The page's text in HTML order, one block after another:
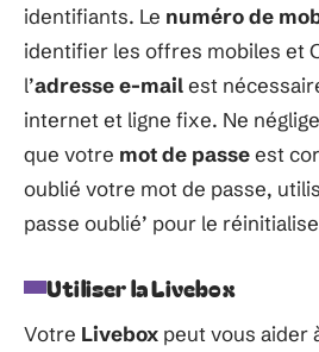
identifiants. Le numéro de
identifier les offres mobiles et
l’adresse e-mailest
internet et ligne fixe. Ne
que votre mot de passeest
oublié votre mot de passe,
passe oublié’ pour le
Utiliser la Livebox
Votre Livebox peut vous aider